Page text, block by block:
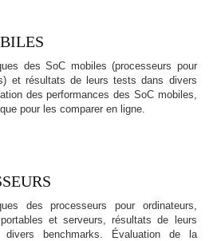
des SoC mobiles (processeurs pour
et résultats de leurs tests dans divers
des performances des SoC mobiles,
pour les comparer en ligne.
des processeurs pour ordinateurs,
et serveurs, résultats de leurs
benchmarks. Évaluation de la